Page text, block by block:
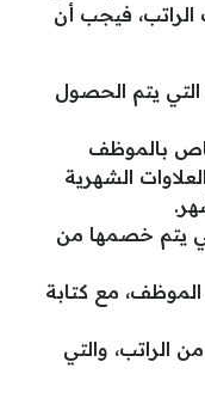
الراتب، فيجب أن
يتم الحصول
بالموظف
الشهرية
يتم خصمها من
الموظف، مع كتابة
الراتب، والتي